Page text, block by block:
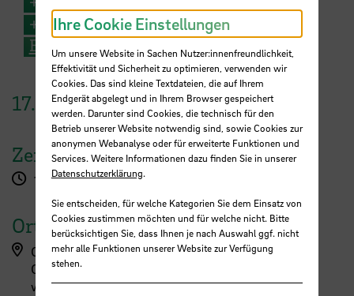
+ 49 176 5101 4514
E-Mail
17. April2026
Zeit
13:00 - 17:00 Uhr
Ort
Career Service
Campus Neustadtswall
wird noch genau festgelegt
Ihre Cookie Einstellungen
Um unsere Website in Sachen Nutzer:innenfreundlichkeit,
Effektivität und Sicherheit zu optimieren, verwenden wir
Cookies. Das sind kleine Textdateien, die auf Ihrem
Endgerät abgelegt und in Ihrem Browser gespeichert
werden. Darunter sind Cookies, die technisch für den
Betrieb unserer Website notwendig sind, sowie Cookies zur
anonymen Webanalyse oder für erweiterte Funktionen und
Services. Weitere Informationen dazu finden Sie in unserer
Datenschutzerklärung.
Sie entscheiden, für welche Kategorien Sie dem Einsatz von
Cookies zustimmen möchten und für welche nicht. Bitte
berücksichtigen Sie, dass Ihnen je nach Auswahl ggf. nicht
mehr alle Funktionen unserer Website zur Verfügung
stehen.